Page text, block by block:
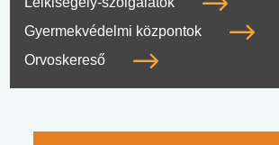
Gyermekvédelmi központok
Orvoskereső